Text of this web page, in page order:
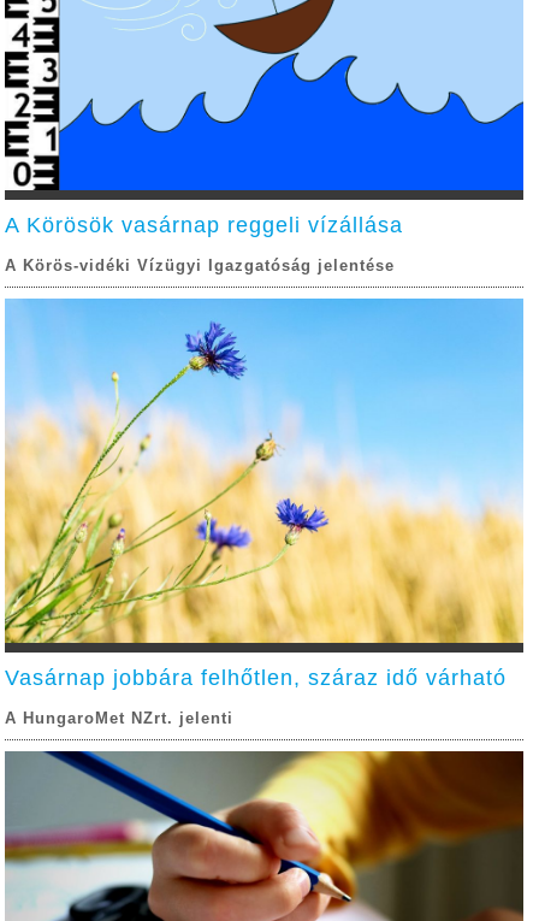
A Körösök vasárnap reggeli vízállása
A Körös-vidéki Vízügyi Igazgatóság jelentése
Vasárnap jobbára felhőtlen, száraz idő várható
A HungaroMet NZrt. jelenti